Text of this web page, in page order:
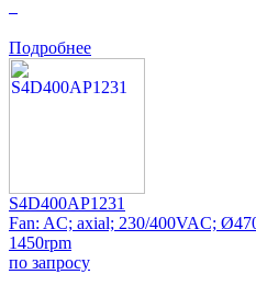
Подробнее
S4D400AP1231
Fan: AC; axial; 230/400VAC;
1450rpm
по запросу